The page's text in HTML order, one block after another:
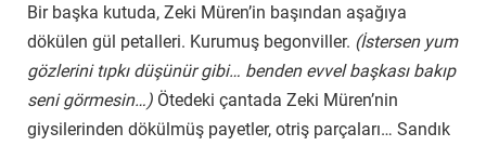
Bir başka kutuda, Zeki Müren’in başından aşağıya
dökülen gül petalleri. Kurumuş begonviller. (İstersen yum
gözlerini tıpkı düşünür gibi… benden evvel başkası bakıp
seni görmesin…) Ötedeki çantada Zeki Müren’nin
giysilerinden dökülmüş payetler, otriş parçaları… Sandık